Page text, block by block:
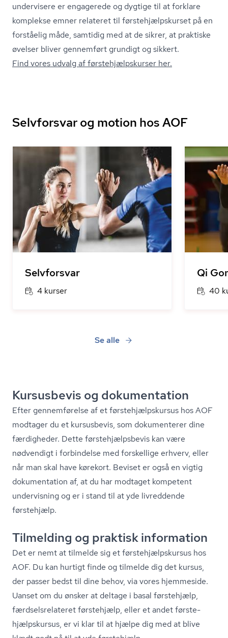
undervisere er engagerede og dygtige til at forklare
komplekse emner relateret til første­hjælp­s­kur­set på en
forståelig måde, samtidig med at de sikrer, at praktiske
øvelser bliver gennemført grundigt og sikkert.
Find vores udvalg af første­hjælp­s­kur­ser her.
Selvforsvar og motion hos AOF
Selvforsvar
4 kurser
Qi
40
Se alle
Kursusbevis og dokumentation
Efter gennemførelse af et første­hjælp­s­kur­sus hos AOF
modtager du et kursusbevis, som dokumenterer dine
færdigheder. Dette første­hjælps­be­vis kan være
nødvendigt i forbindelse med forskellige erhverv, eller
når man skal have kørekort. Beviset er også en vigtig
dokumentation af, at du har modtaget kompetent
undervisning og er i stand til at yde livreddende
førstehjælp.
Tilmelding og praktisk information
Det er nemt at tilmelde sig et første­hjælp­s­kur­sus hos
AOF. Du kan hurtigt finde og tilmelde dig det kursus,
der passer bedst til dine behov, via vores hjemmeside.
Uanset om du ønsker at deltage i basal førstehjælp,
færds­els­re­la­te­ret førstehjælp, eller et andet første­
hjælp­s­kur­sus, er vi klar til at hjælpe dig med at blive